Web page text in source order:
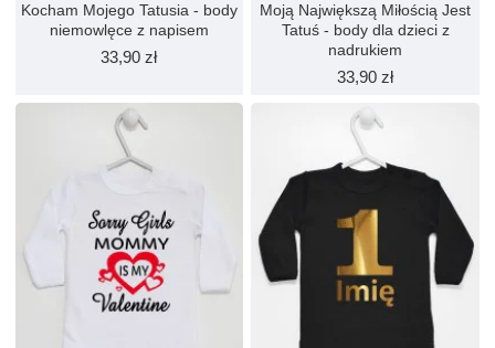
Kocham Mojego Tatusia - body
niemowlęce z napisem
33,90 zł
Moją Największą Miłością Jest
Tatuś - body dla dzieci z
nadrukiem
33,90 zł